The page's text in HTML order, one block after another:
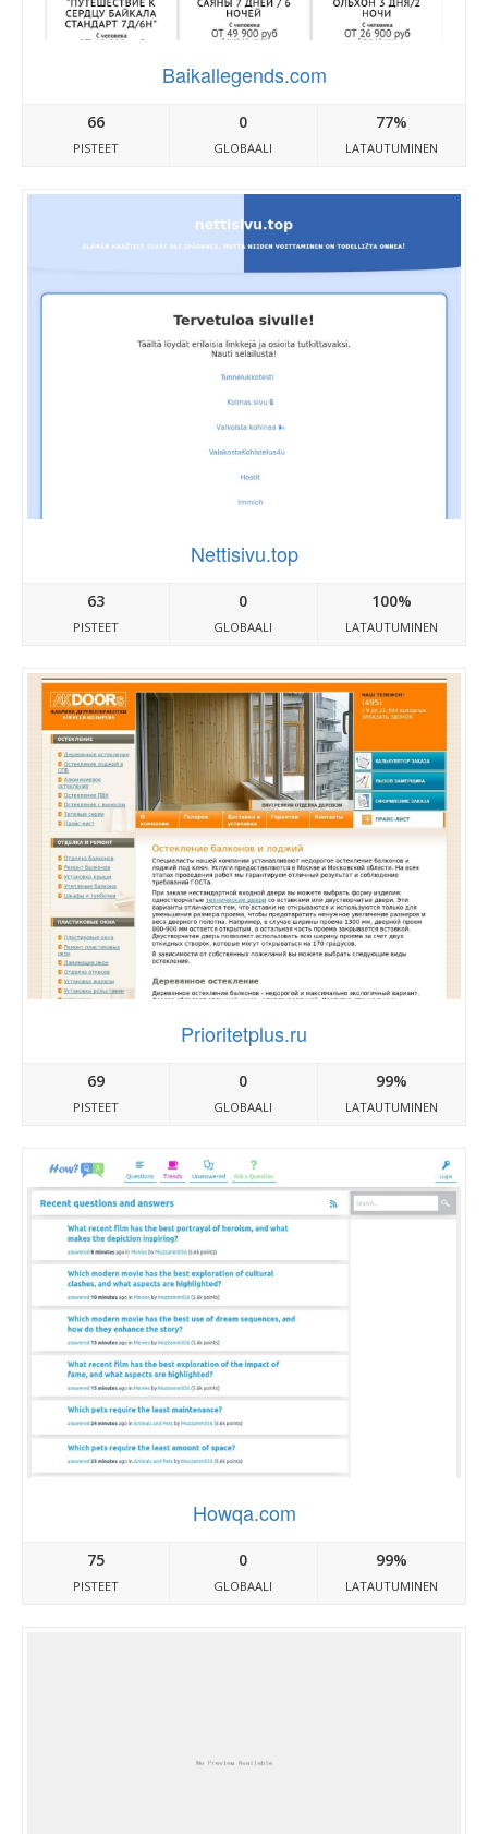
Baikallegends.com
66
PISTEET
0
GLOBAALI
77%
LATAUTUMINEN
Nettisivu.top
63
PISTEET
0
GLOBAALI
100%
LATAUTUMINEN
Prioritetplus.ru
69
PISTEET
0
GLOBAALI
99%
LATAUTUMINEN
Howqa.com
75
PISTEET
0
GLOBAALI
99%
LATAUTUMINEN